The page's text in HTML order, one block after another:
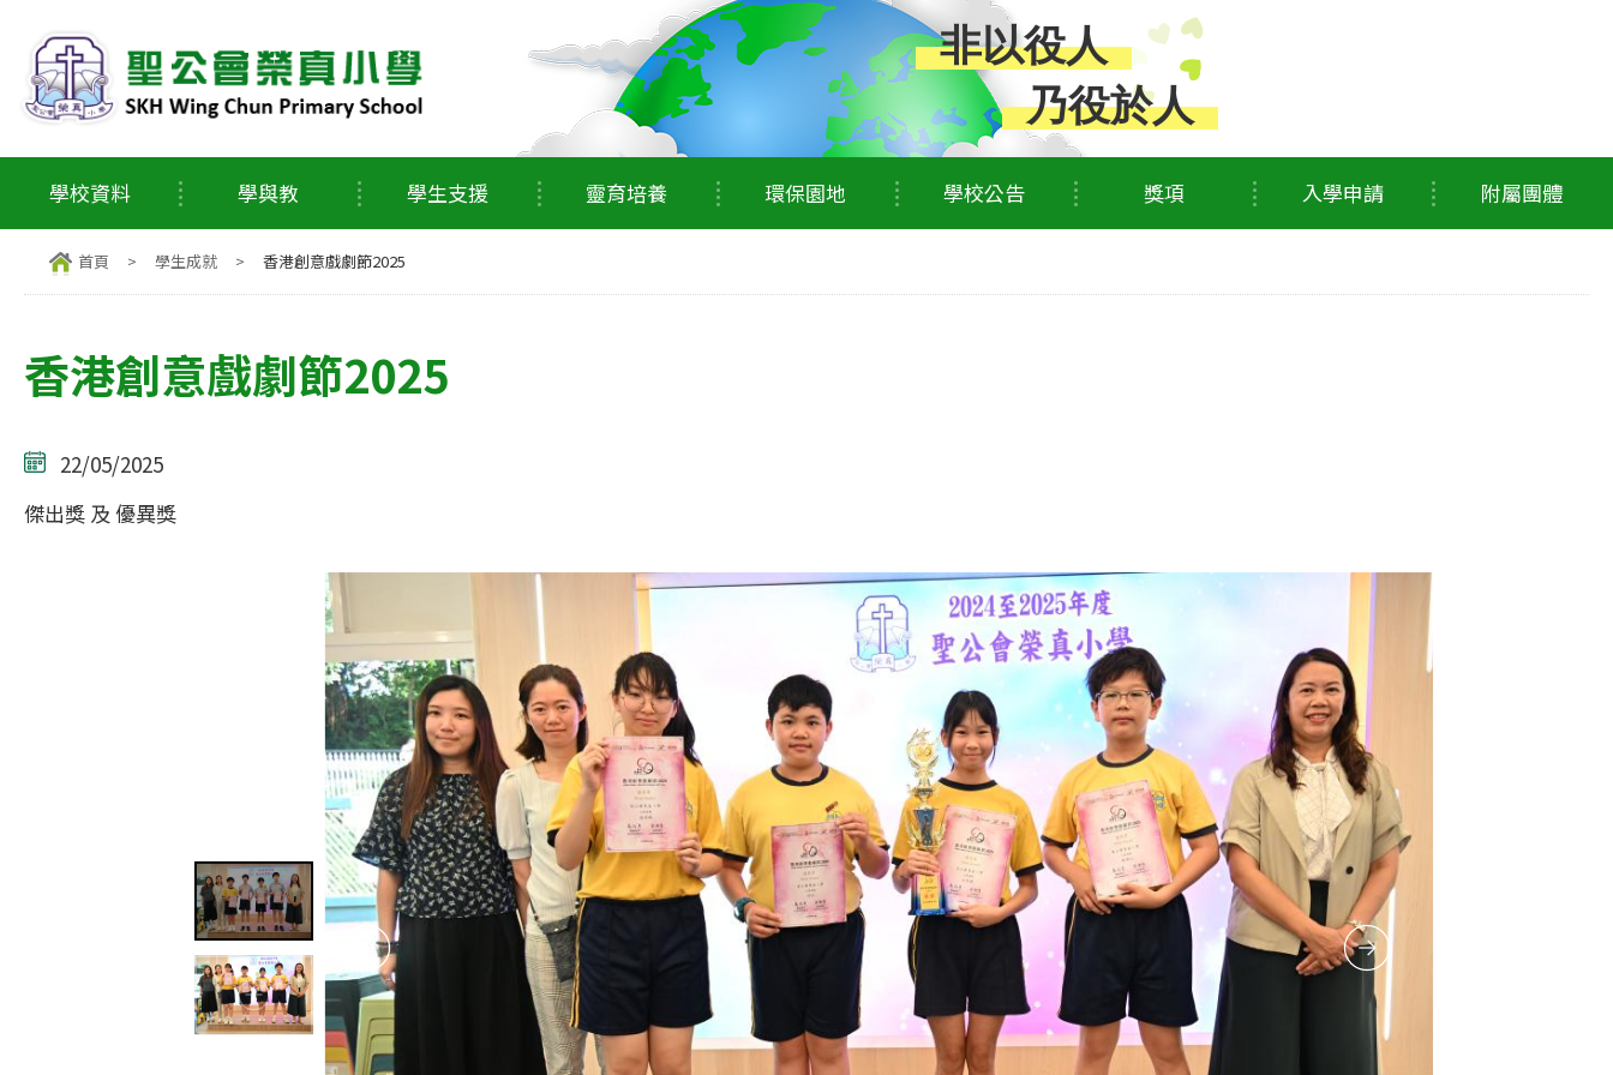
非以役人
乃役於人
學校資料 學與教 學生支援 靈育培養 環保園地 學校公告 獎項 入學申請 附屬團體
首頁 > 學生成就 > 香港創意戲劇節2025
香港創意戲劇節2025
22/05/2025
傑出獎 及 優異獎